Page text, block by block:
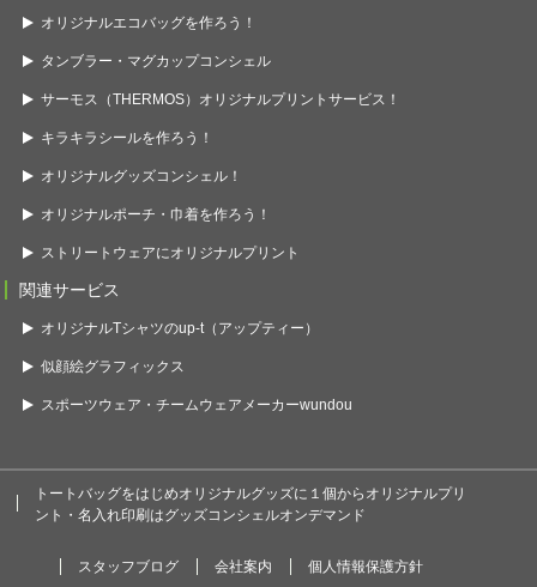
オリジナルエコバッグを作ろう！
タンブラー・マグカップコンシェル
サーモス（THERMOS）オリジナルプリントサービス！
キラキラシールを作ろう！
オリジナルグッズコンシェル！
オリジナルポーチ・巾着を作ろう！
ストリートウェアにオリジナルプリント
関連サービス
オリジナルTシャツのup-t（アップティー）
似顔絵グラフィックス
スポーツウェア・チームウェアメーカーwundou
トートバッグをはじめオリジナルグッズに１個からオリジナルプリ
ント・名入れ印刷はグッズコンシェルオンデマンド
スタッフブログ 会社案内 個人情報保護方針